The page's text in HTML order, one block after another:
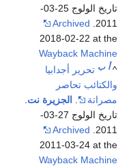
تاريخ الولوج 25-03-
2011.
Archived
2018-02-22 at the
Wayback Machine
^أ ب تحرير أجدابيا
والكتائب تحاصر
مصراتة
الجزيرة نت
تاريخ الولوج 27-03-
2011.
Archived
2011-03-24 at the
Wayback Machine